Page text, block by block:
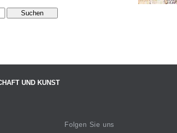
UND KUNST
Folgen Sie uns